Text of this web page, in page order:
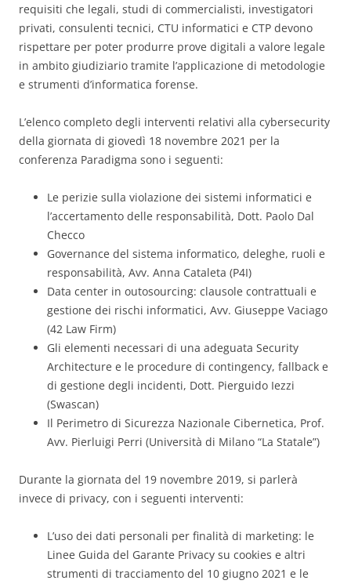
requisiti che legali, studi di commercialisti, investigatori
privati, consulenti tecnici, CTU informatici e CTP devono
rispettare per poter produrre prove digitali a valore legale
in ambito giudiziario tramite l’applicazione di metodologie
e strumenti d’informatica forense.
L’elenco completo degli interventi relativi alla cybersecurity
della giornata di giovedì 18 novembre 2021 per la
conferenza Paradigma sono i seguenti:
Le perizie sulla violazione dei sistemi informatici e
l’accertamento delle responsabilità, Dott. Paolo Dal
Checco
Governance del sistema informatico, deleghe, ruoli e
responsabilità, Avv. Anna Cataleta (P4I)
Data center in outosourcing: clausole contrattuali e
gestione dei rischi informatici, Avv. Giuseppe Vaciago
(42 Law Firm)
Gli elementi necessari di una adeguata Security
Architecture e le procedure di contingency, fallback e
di gestione degli incidenti, Dott. Pierguido Iezzi
(Swascan)
Il Perimetro di Sicurezza Nazionale Cibernetica, Prof.
Avv. Pierluigi Perri (Università di Milano “La Statale”)
Durante la giornata del 19 novembre 2019, si parlerà
invece di privacy, con i seguenti interventi:
L’uso dei dati personali per finalità di marketing: le
Linee Guida del Garante Privacy su cookies e altri
strumenti di tracciamento del 10 giugno 2021 e le